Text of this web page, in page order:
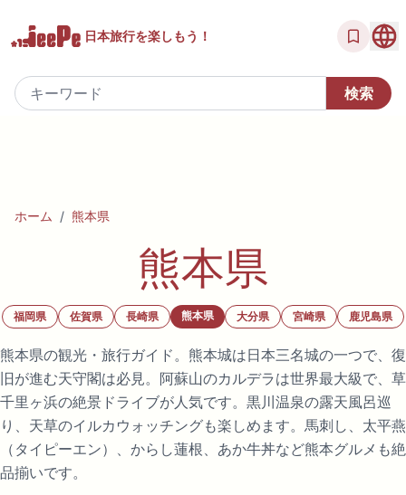
日本旅行を楽しもう！
ホーム / 熊本県
熊本県
福岡県 佐賀県 長崎県 熊本県 大分県 宮崎県 鹿児島県
熊本県の観光・旅行ガイド。熊本城は日本三名城の一つで、復
旧が進む天守閣は必見。阿蘇山のカルデラは世界最大級で、草
千里ヶ浜の絶景ドライブが人気です。黒川温泉の露天風呂巡
り、天草のイルカウォッチングも楽しめます。馬刺し、太平燕
（タイピーエン）、からし蓮根、あか牛丼など熊本グルメも絶
品揃いです。